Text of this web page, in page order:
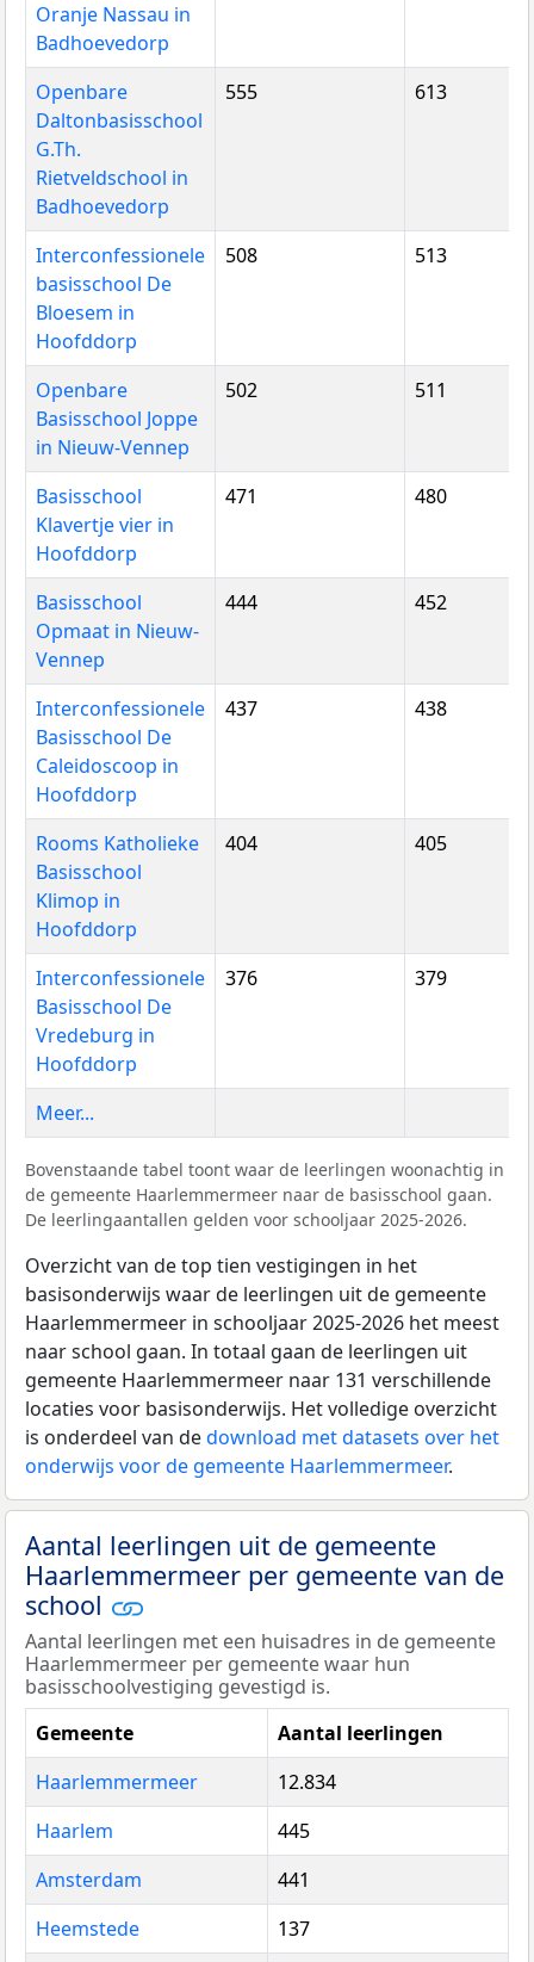
Oranje Nassau in
Badhoevedorp
Openbare
Daltonbasisschool
G.Th.
Rietveldschool in
Badhoevedorp
555 613
Interconfessionele
basisschool De
Bloesem in
Hoofddorp
508 513
Openbare
Basisschool Joppe
in Nieuw-Vennep
502 511
Basisschool
Klavertje vier in
Hoofddorp
471 480
Basisschool
Opmaat in Nieuw-
Vennep
444 452
Interconfessionele
Basisschool De
Caleidoscoop in
Hoofddorp
437 438
Rooms Katholieke
Basisschool
Klimop in
Hoofddorp
404 405
Interconfessionele
Basisschool De
Vredeburg in
Hoofddorp
376 379
Meer...
Bovenstaande tabel toont waar de leerlingen woonachtig in
de gemeente Haarlemmermeer naar de basisschool gaan.
De leerlingaantallen gelden voor schooljaar 2025-2026.
Overzicht van de top tien vestigingen in het
basisonderwijs waar de leerlingen uit de gemeente
Haarlemmermeer in schooljaar 2025-2026 het meest
naar school gaan. In totaal gaan de leerlingen uit
gemeente Haarlemmermeer naar 131 verschillende
locaties voor basisonderwijs. Het volledige overzicht
is onderdeel van dedownload met datasets over het
onderwijs voor de gemeente Haarlemmermeer.
Aantal leerlingen uit de gemeente
Haarlemmermeer per gemeente van de
school
Aantal leerlingen met een huisadres in de gemeente
Haarlemmermeer per gemeente waar hun
basisschoolvestiging gevestigd is.
Gemeente
Aantal leerlingen
Haarlemmermeer
12.834
Haarlem
445
Amsterdam
441
Heemstede
137